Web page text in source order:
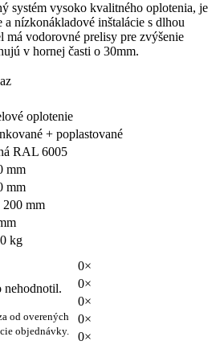
systém vysoko kvalitného oplotenia, je
nízkonákladové inštalácie s dlhou
vodorovné prelisy pre zvýšenie
v hornej časti o 30mm.
oplotenie
+ poplastované
RAL 6005
mm
mm
200 mm
kg
nehodnotil.
od overených
objednávky.
0×
0×
0×
0×
0×